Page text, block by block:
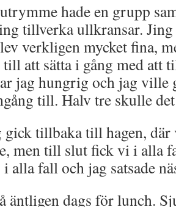
hade en grupp
tillverka ullkransar.
verkligen mycket fina,
att sätta i gång med att
jag hungrig och jag ville
till. Halv tre skulle
gick tillbaka till hagen, där
men till slut fick vi i alla
alla fall och jag satsade
äntligen dags för lunch.